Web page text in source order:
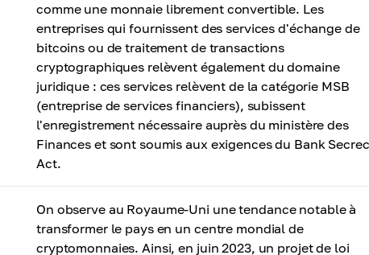
comme une monnaie librement convertible. Les
entreprises qui fournissent des services d'échange de
bitcoins ou de traitement de transactions
cryptographiques relèvent également du domaine
juridique : ces services relèvent de la catégorie MSB
(entreprise de services financiers), subissent
l'enregistrement nécessaire auprès du ministère des
Finances et sont soumis aux exigences du Bank
Act.
On observe au Royaume-Uni une tendance notable à
transformer le pays en un centre mondial de
cryptomonnaies. Ainsi, en juin 2023, un projet de loi